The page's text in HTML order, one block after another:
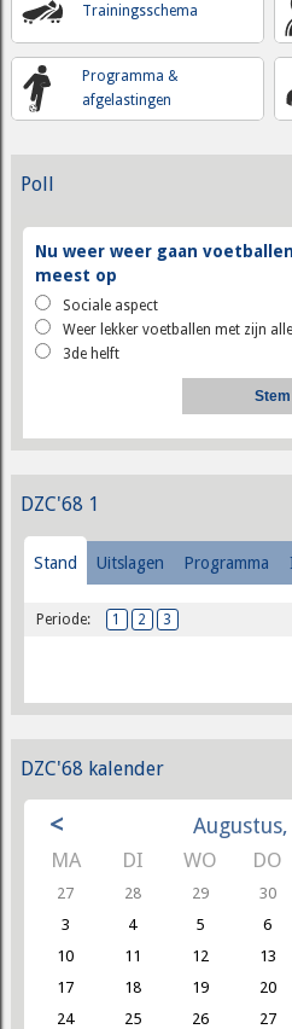
Trainingsschema
Programma &
afgelastingen
Poll
Nu weer weer gaan
meest op
Sociale aspect
Weer lekker voetballen met zijn
3de helft
DZC'68 1
Stand Uitslagen Programma
Periode: 1 2 3
DZC'68 kalender
<
MA DI WO DO
27 28 29 30
3
4 5 6
10
11 12 13
17
18 19 20
24
25 26 27